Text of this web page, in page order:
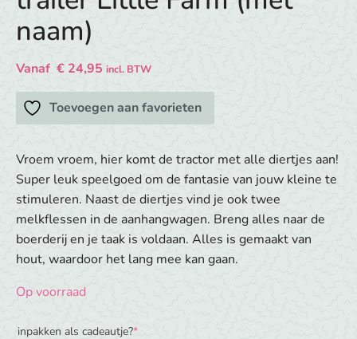
naam)
Vanaf € 24,95 incl. BTW
Toevoegen aan favorieten
Vroem vroem, hier komt de tractor met alle diertjes aan!
Super leuk speelgoed om de fantasie van jouw kleine te
stimuleren. Naast de diertjes vind je ook twee
melkflessen in de aanhangwagen. Breng alles naar de
boerderij en je taak is voldaan. Alles is gemaakt van
hout, waardoor het lang mee kan gaan.
Op voorraad
inpakken als cadeautje?*(required)